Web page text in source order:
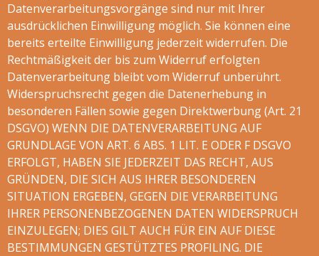
Datenverarbeitungsvorgänge sind nur mit Ihrer
ausdrücklichen Einwilligung möglich. Sie können eine
bereits erteilte Einwilligung jederzeit widerrufen. Die
Rechtmäßigkeit der bis zum Widerruf erfolgten
Datenverarbeitung bleibt vom Widerruf unberührt.
Widerspruchsrecht gegen die Datenerhebung in
besonderen Fällen sowie gegen Direktwerbung (Art. 21
DSGVO) WENN DIE DATENVERARBEITUNG AUF
GRUNDLAGE VON ART. 6 ABS. 1 LIT. E ODER F DSGVO
ERFOLGT, HABEN SIE JEDERZEIT DAS RECHT, AUS
GRÜNDEN, DIE SICH AUS IHRER BESONDEREN
SITUATION ERGEBEN, GEGEN DIE VERARBEITUNG
IHRER PERSONENBEZOGENEN DATEN WIDERSPRUCH
EINZULEGEN; DIES GILT AUCH FÜR EIN AUF DIESE
BESTIMMUNGEN GESTÜTZTES PROFILING. DIE